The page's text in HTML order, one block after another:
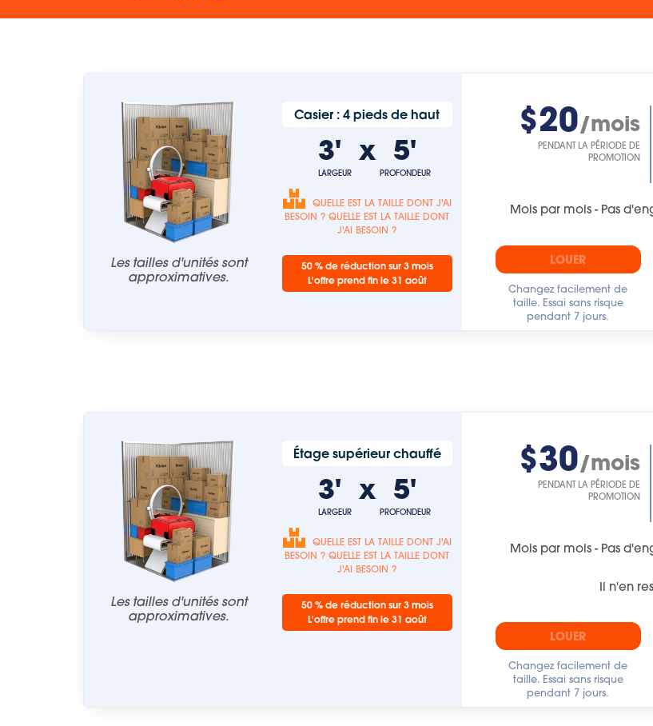
Les tailles d'unités sont
approximatives.
Casier : 4 pieds de haut
3'
LARGEUR
x 5'
PROFONDEUR
QUELLE EST LA TAILLE DONT J'AI
BESOIN ? QUELLE EST LA TAILLE DONT
J'AI BESOIN ?
50 % de réduction sur 3 mois
L'offre prend fin le 31 août
$20/mois
PENDANT LA PÉRIODE DE
PROMOTION
Mois par mois - Pas
LOUER
Changez facilement de
taille. Essai sans risque
pendant 7 jours.
Les tailles d'unités sont
approximatives.
Étage supérieur chauffé
3'
LARGEUR
x 5'
PROFONDEUR
QUELLE EST LA TAILLE DONT J'AI
BESOIN ? QUELLE EST LA TAILLE DONT
J'AI BESOIN ?
50 % de réduction sur 3 mois
L'offre prend fin le 31 août
$30/mois
PENDANT LA PÉRIODE DE
PROMOTION
Mois par mois - Pas
Il n'en
LOUER
Changez facilement de
taille. Essai sans risque
pendant 7 jours.